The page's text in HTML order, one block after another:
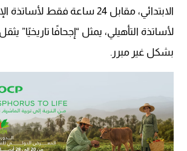
لأساتذة التأهيلي، يمثل “إجحافًا تاريخيًا”
بشكل غير مبرر.